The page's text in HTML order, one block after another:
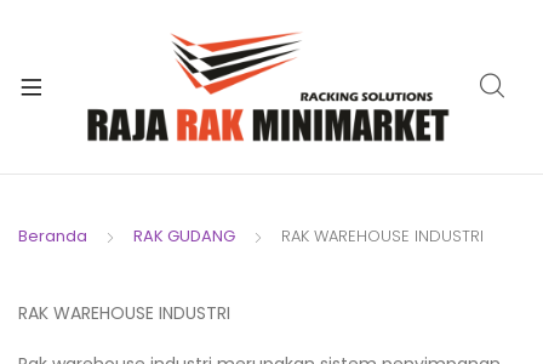
Beranda RAK GUDANG RAK WAREHOUSE INDUSTRI
RAK WAREHOUSE INDUSTRI